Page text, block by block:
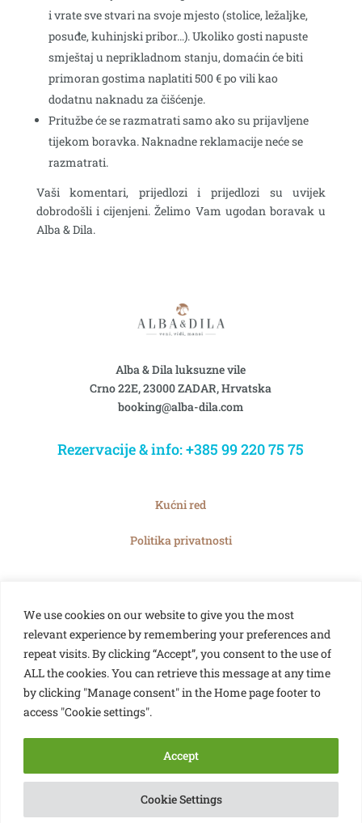
We use cookies on our website to give you the most
relevant experience by remembering your preferences and
repeat visits. By clicking “Accept”, you consent to the use of
ALL the cookies. You can retrieve this message at any time
by clicking "Manage consent" in the Home page footer to
access "Cookie settings".
Cookie Settings
Accept
i vrate sve stvari na svoje mjesto (stolice, ležaljke,
posuđe, kuhinjski pribor…). Ukoliko gosti napuste
smještaj u neprikladnom stanju, domaćin će biti
primoran gostima naplatiti 500 € po vili kao
dodatnu naknadu za čišćenje.
Pritužbe će se razmatrati samo ako su prijavljene
tijekom boravka. Naknadne reklamacije neće se
razmatrati.
Vaši komentari, prijedlozi i prijedlozi su uvijek
dobrodošli i cijenjeni. Želimo Vam ugodan boravak u
Alba & Dila.
Alba & Dila luksuzne vile
Crno 22E, 23000 ZADAR, Hrvatska
booking@alba-dila.com
Rezervacije & info: +385 99 220 75 75
Kućni red
Politika privatnosti